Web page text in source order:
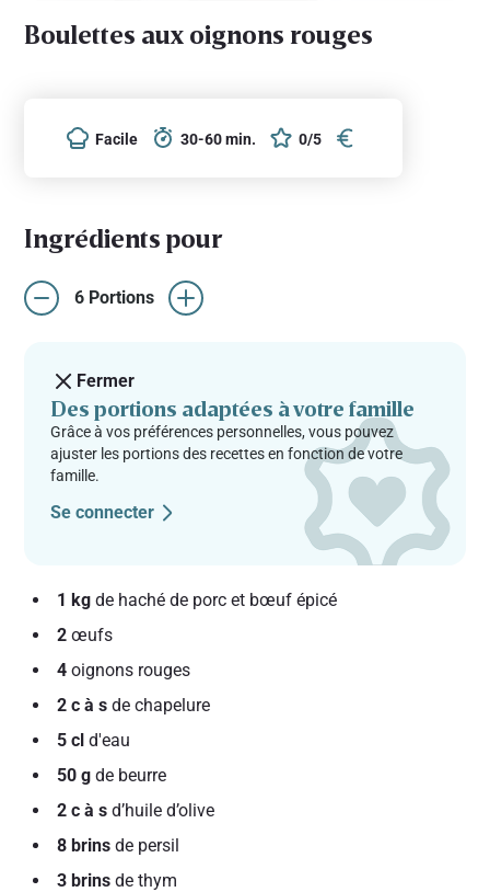
Boulettes aux oignons rouges
Facile 30-60 min. 0/5
Ingrédients pour
6 Portions
Fermer
Des portions adaptées à votre famille
Grâce à vos préférences personnelles, vous pouvez
ajuster les portions des recettes en fonction de votre
famille.
Se connecter
1 kg de haché de porc et bœuf épicé
2œufs
4oignons rouges
2 c à s de chapelure
5 cl d'eau
50 g de beurre
2 c à s d’huile d’olive
8 brins de persil
3 brins de thym